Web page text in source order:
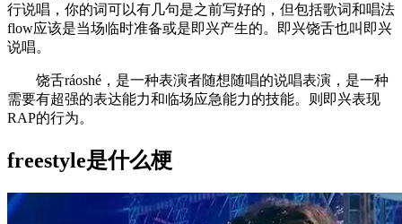
行说唱，你的词可以有几句是之前写好的，但包括歌词和唱法
flow应该是当场临时准备或是即兴产生的。即兴饶舌也叫即兴
说唱。
饶舌ráoshé，是一种表演者随想随唱的说唱表演，是一种
需要有超强的表达能力和临场应急能力的技能。则即兴表现
RAP的行为。
freestyle是什么梗